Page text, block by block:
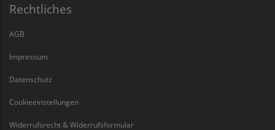
Rechtliches
AGB
Impressum
Datenschutz
Cookieeinstellungen
Widerrufsrecht & Widerrufsformular